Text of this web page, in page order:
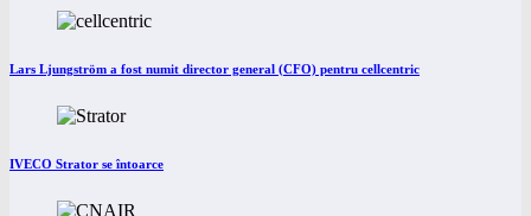
Lars Ljungström a fost numit director general (CFO) pentru cellcentric
IVECO Strator se întoarce